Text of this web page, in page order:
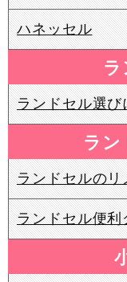
ハネッセル
ランドセル選
ラン
ランドセルのリ
ランドセル便利